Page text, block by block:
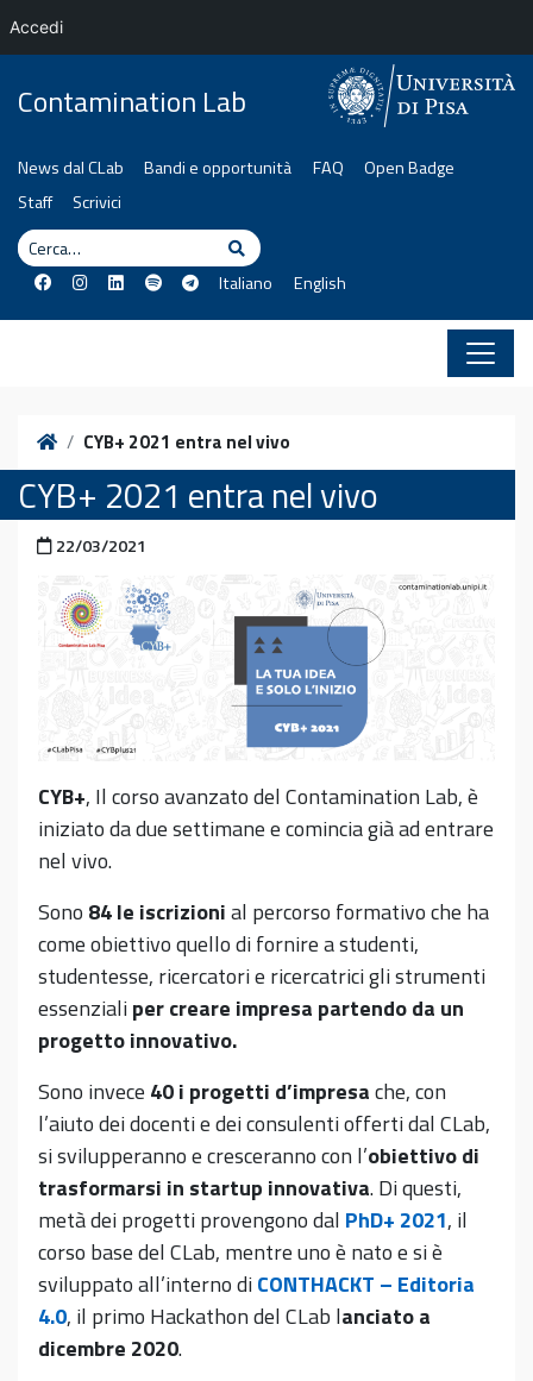
Contamination Lab
News dal CLab Bandi e opportunità FAQ
Open Badge
Staff
Scrivici
Cerca
Cerca
Italiano English
HomeCYB+ 2021 entra nel vivo
CYB+ 2021 entra nel vivo
Pubblicato il
22/03/2021
CYB+, Il corso avanzato del Contamination Lab, è
iniziato da due settimane e comincia già ad entrare
nel vivo.
Sono 84 le iscrizionial percorso formativo che ha
come obiettivo quello di fornire a studenti,
studentesse, ricercatori e ricercatrici gli strumenti
essenzialiper creare impresa partendo da un
progetto innovativo.
Sono invece 40 i progetti d’impresache, con
l’aiuto dei docenti e dei consulenti offerti dal CLab,
si svilupperanno e cresceranno con l’obiettivo di
trasformarsi in startup innovativa. Di questi,
metà dei progetti provengono dal PhD+ 2021, il
corso base del CLab, mentre uno è nato e si è
sviluppato all’interno diCONTHACKT – Editoria
4.0, il primo Hackathon del CLab lanciato a
dicembre 2020.
Accedi